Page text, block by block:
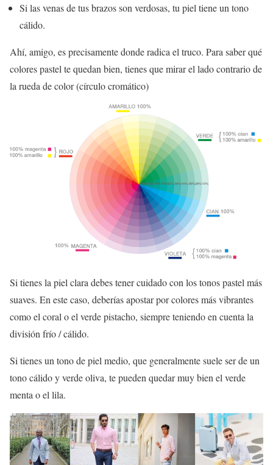
Si las venas de tus brazos son verdosas, tu piel tiene un tono
cálido.
Ahí, amigo, es precisamente donde radica el truco. Para saber qué
colores pastel te quedan bien, tienes que mirar el lado contrario de
la rueda de color (círculo cromático)
Si tienes la piel clara debes tener cuidado con los tonos pastel más
suaves. En este caso, deberías apostar por colores más vibrantes
como el coral o el verde pistacho, siempre teniendo en cuenta la
división frío / cálido.
Si tienes un tono de piel medio, que generalmente suele ser de un
tono cálido y verde oliva, te pueden quedar muy bien el verde
menta o el lila.